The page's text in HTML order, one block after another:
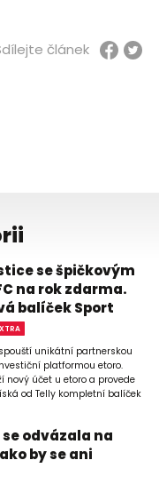
článek
se špičkovým
na rok zdarma.
balíček Sport
unikátní partnerskou
platformou etoro.
nový účet u etoro a provede
od Telly kompletní balíček
odvázala na
by se ani